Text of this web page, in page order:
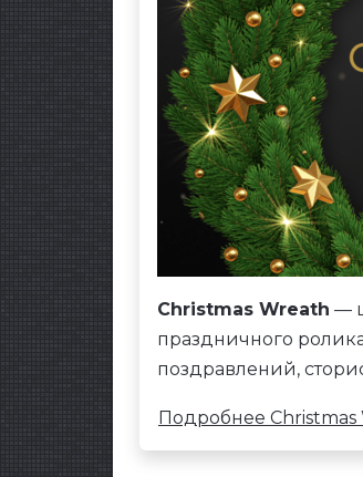
Christmas Wreath —
праздничного
поздравлений,
Подробнее Christmas